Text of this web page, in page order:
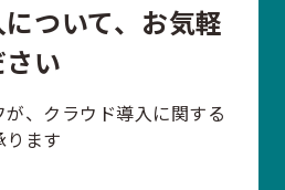
ついて、お気軽
い
、クラウド導入に関する
ります